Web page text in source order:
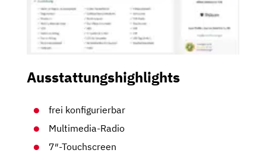
Ausstattungshighlights
frei konfigurierbar
Multimedia-Radio
7″-Touchscreen